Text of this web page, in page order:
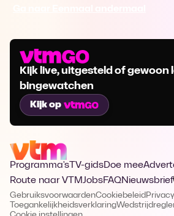
Kijk live, uitgesteld of gewoon
bingewatchen
Kijk op
Programma's TV-gidsDoe mee
Route naar VTMJobsFAQNieuwsbrief
GebruiksvoorwaardenCookiebeleid
Toegankelijkheidsverklaring